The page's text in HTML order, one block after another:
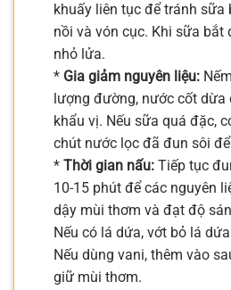
khuấy liên tục để tránh
nồi và vón cục. Khi sữa bắt
nhỏ lửa.
* Gia giảm nguyên liệu:
lượng đường, nước cốt dừa
khẩu vị. Nếu sữa quá đặc,
chút nước lọc đã đun sôi
* Thời gian nấu: Tiếp tục
10-15 phút để các nguyên
dậy mùi thơm và đạt độ
Nếu có lá dứa, vớt bỏ lá
Nếu dùng vani, thêm vào
giữ mùi thơm.